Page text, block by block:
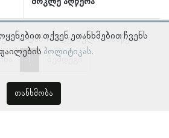
1–დან 1–მდე, სულ 1 ჩანაწერი
წინა
შემდეგი
თქვენ ეთანხმებით ჩვენს
პოლიტიკას.
თანხმობა